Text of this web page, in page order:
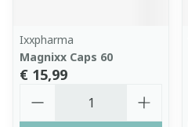
Ixxpharma
Magnixx Caps 60
€ 15,99